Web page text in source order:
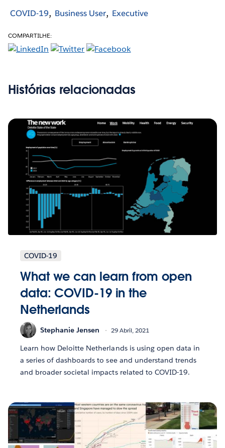
COVID-19 Business User Executive
COMPARTILHE:
Histórias relacionadas
COVID-19
What we can learn from open
data: COVID-19 in the
Netherlands
Stephanie Jensen 29 Abril, 2021
Learn how Deloitte Netherlands is using open data in
a series of dashboards to see and understand trends
and broader societal impacts related to COVID-19.